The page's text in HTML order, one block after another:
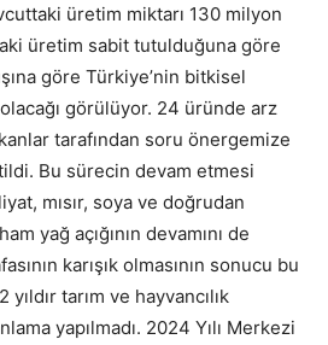
üretim miktarı 130 milyon
üretim sabit tutulduğuna göre
göre Türkiye’nin bitkisel
görülüyor. 24 üründe arz
tarafından soru önergemize
Bu sürecin devam etmesi
mısır, soya ve doğrudan
yağ açığının devamını de
karışık olmasının sonucu bu
tarım ve hayvancılık
yapılmadı. 2024 Yılı Merkezi